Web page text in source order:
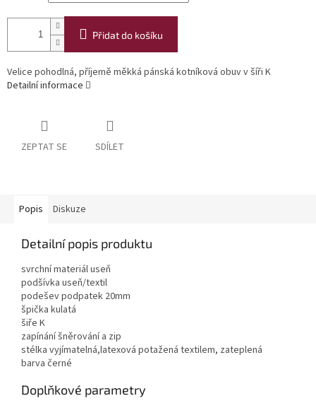
Přidat do košíku
Velice pohodlná, příjemě měkká pánská kotníková obuv v šíři K
Detailní informace
ZEPTAT SE SDÍLET
Popis Diskuze
Detailní popis produktu
svrchní materiál useň
podšívka useň/textil
podešev podpatek 20mm
špička kulatá
šiře K
zapínání šněrování a zip
stélka vyjímatelná,latexová potažená textilem, zateplená
barva černé
Doplňkové parametry